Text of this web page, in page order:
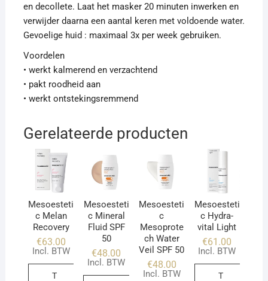
en decollete. Laat het masker 20 minuten inwerken en
verwijder daarna een aantal keren met voldoende water.
Gevoelige huid : maximaal 3x per week gebruiken.
Voordelen
• werkt kalmerend en verzachtend
• pakt roodheid aan
• werkt ontstekingsremmend
Gerelateerde producten
Mesoesteti
c Melan
Recovery
€63.00
Incl. BTW
T
Mesoesteti
c Mineral
Fluid SPF
50
€48.00
Incl. BTW
Mesoesteti
c
Mesoprote
ch Water
Veil SPF 50
€48.00
Incl. BTW
Mesoesteti
c Hydra-
vital Light
€61.00
Incl. BTW
T